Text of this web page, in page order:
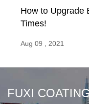
How to Upgrade
Times!
Aug 09 , 2021
FUXI